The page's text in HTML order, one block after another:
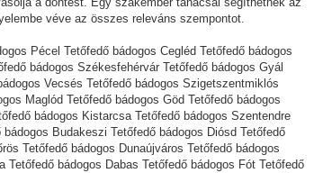
véve az összes releváns szempontot.
Pécel Tetőfedő bádogos Cegléd Tetőfedő bádogos
bádogos Székesfehérvár Tetőfedő bádogos Gyál
Vecsés Tetőfedő bádogos Szigetszentmiklós
Maglód Tetőfedő bádogos Göd Tetőfedő bádogos
bádogos Kistarcsa Tetőfedő bádogos Szentendre
Budakeszi Tetőfedő bádogos Diósd Tetőfedő
Tetőfedő bádogos Dunaújváros Tetőfedő bádogos
Tetőfedő bádogos Dabas Tetőfedő bádogos Fót Tetőfedő